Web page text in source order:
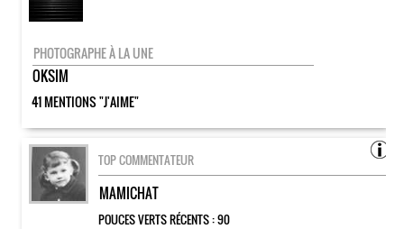
PHOTOGRAPHE À LA UNE
OKSIM
41 MENTIONS "J'AIME"
TOP COMMENTATEUR
MAMICHAT
POUCES VERTS RÉCENTS :90